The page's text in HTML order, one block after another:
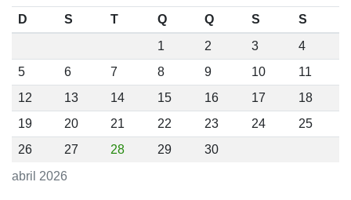
abril 2026
D S T Q Q S
S
1
2 3
4
5
6 7 8 9 10
11
12
13 14 15 16 17
18
19
20 21 22 23 24
25
26
27 28 29 30